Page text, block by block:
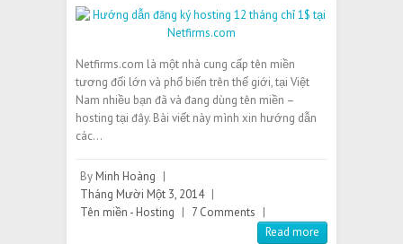
Netfirms.com là một nhà cung cấp tên miền
tương đối lớn và phổ biến trên thế giới, tại Việt
Nam nhiều bạn đã và đang dùng tên miền –
hosting tại đây. Bài viết này mình xin hướng dẫn
các…
By Minh Hoàng |
Tháng Mười Một 3, 2014 |
Tên miền - Hosting | 7 Comments |
Read more